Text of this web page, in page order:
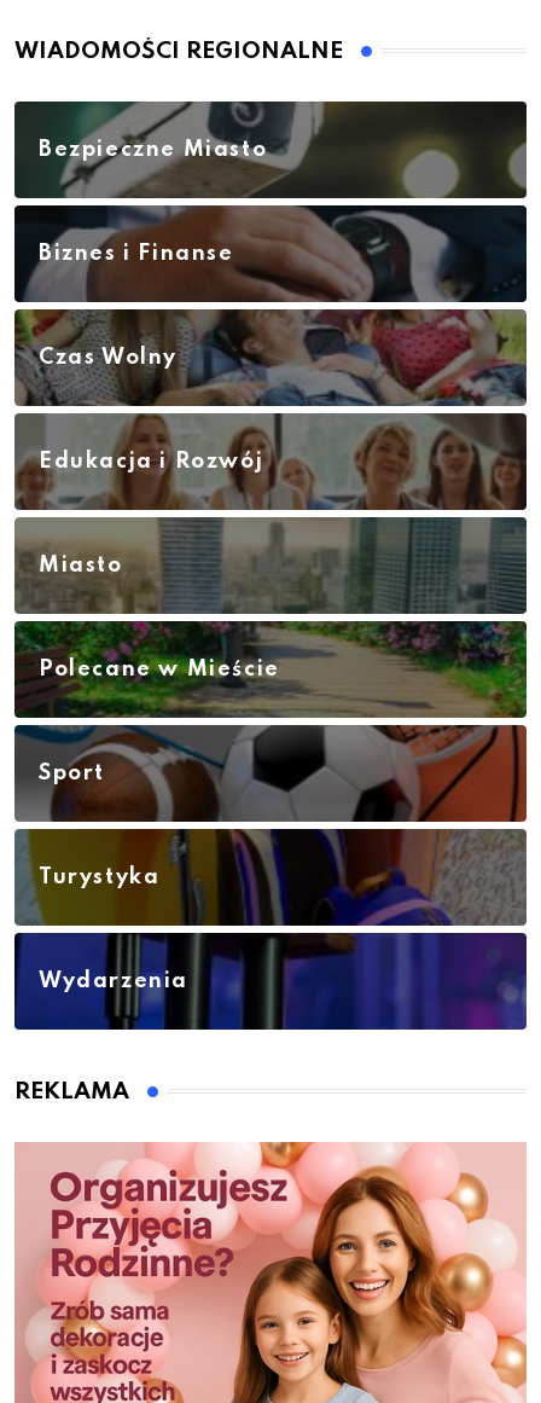
WIADOMOŚCI REGIONALNE
Bezpieczne Miasto
Biznes i Finanse
Czas Wolny
Edukacja i Rozwój
Miasto
Polecane w Mieście
Sport
Turystyka
Wydarzenia
REKLAMA